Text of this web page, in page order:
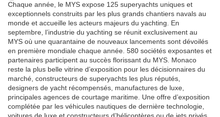
Chaque année, le MYS expose 125 superyachts uniques et
exceptionnels construits par les plus grands chantiers navals au
monde et accueille les acteurs majeurs du yachting. En
septembre, l’industrie du yachting se réunit exclusivement au
MYS où une quarantaine de nouveaux lancements sont dévoilés
en première mondiale chaque année. 580 sociétés exposantes et
partenaires participent au succès florissant du MYS. Monaco
reste la plus belle vitrine d’exposition pour les décisionnaires du
marché, constructeurs de superyachts les plus réputés,
designers de yacht récompensés, manufactures de luxe,
principales agences de courtage maritime. Une offre d’exposition
complétée par les véhicules nautiques de dernière technologie,